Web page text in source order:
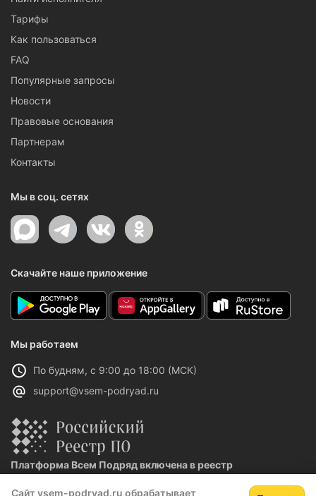
Сайт vsem-podryad.ru обрабатывает
Тарифы
Как пользоваться
FAQ
Популярные запросы
Новости
Правовые основания
Партнерам
Контакты
Мы в соц. сетях
Скачайте наше приложение
Мы работаем
По будням, с 9:00 до 18:00 (МСК)
support@vsem-podryad.ru
Платформа Всем Подряд включена в реестр
Реестровая запись №32021 от 06.02.2026